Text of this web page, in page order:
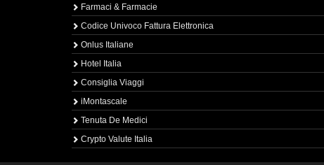
Farmaci & Farmacie
Codice Univoco Fattura Elettronica
Onlus Italiane
Hotel Italia
Consiglia Viaggi
iMontascale
Tenuta De Medici
Crypto Valute Italia